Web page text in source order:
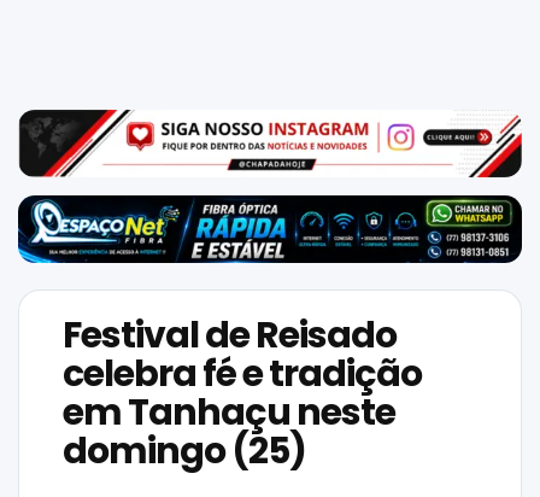
NAS
NOSSAS
REDES
Festival de Reisado
celebra fé e tradição
em Tanhaçu neste
domingo (25)